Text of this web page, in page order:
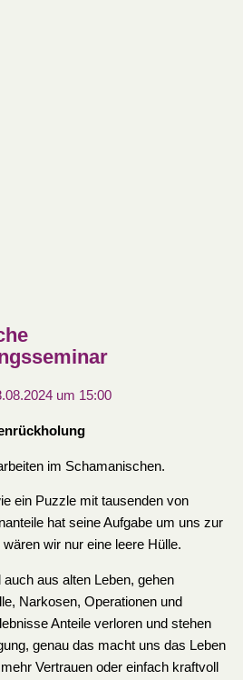
um 15:00
im Schamanischen.
ein Puzzle mit tausenden von
hat seine Aufgabe um uns zur
wir nur eine leere Hülle.
auch aus alten Leben, gehen
Narkosen, Operationen und
Anteile verloren und stehen
genau das macht uns das Leben
Vertrauen oder einfach kraftvoll